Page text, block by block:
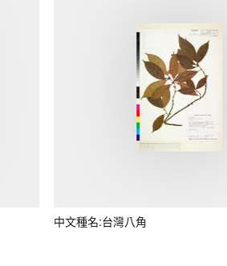
中文種名:台灣八角